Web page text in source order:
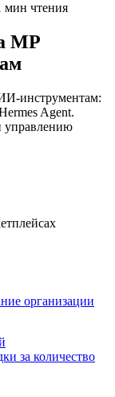
мин чтения
MP
инструментам:
Agent.
управлению
организации
за количество